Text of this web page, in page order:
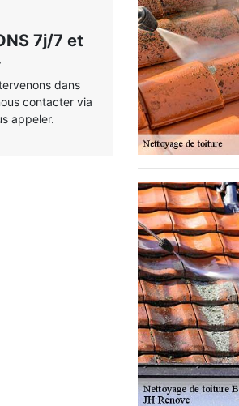
7j/7 et
dans
contacter via
appeler.